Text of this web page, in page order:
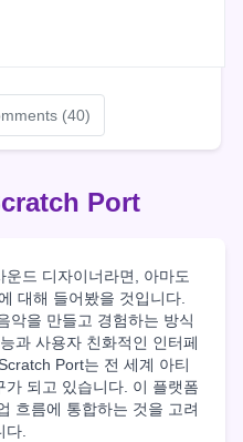
(40)
Port
드 디자이너라면, 아마도
대해 들어봤을 것입니다.
악을 만들고 경험하는 방식
과 사용자 친화적인 인터페
Port는 전 세계 아티
되고 있습니다. 이 플랫폼
흐름에 통합하는 것을 고려
다.